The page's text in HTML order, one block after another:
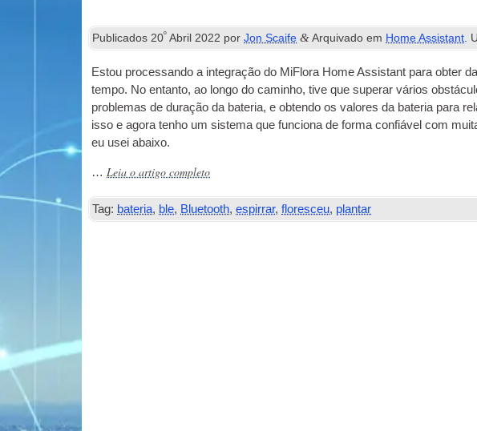
Publicados20º Abril 2022 porJon Scaife &Arquivado em Home Assistant.
Estou processando a integração do MiFlora Home Assistant para obter
tempo. No entanto, ao longo do caminho, tive que superar vários
problemas de duração da bateria, e obtendo os valores da bateria para
isso e agora tenho um sistema que funciona de forma confiável com
eu usei abaixo.
… Leia o artigo completo
Tag: bateria, ble, Bluetooth,espirrar,floresceu, plantar